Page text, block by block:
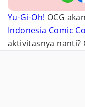
Yu-Gi-Oh! OCG
Indonesia Comic
aktivitasnya nanti?